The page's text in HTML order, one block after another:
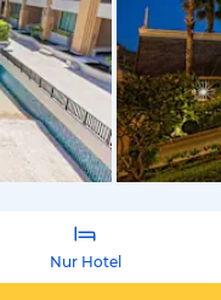
von
Nur Hotel